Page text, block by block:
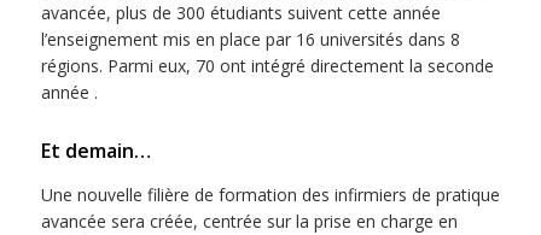
avancée, plus de 300 étudiants suivent cette année
l’enseignement mis en place par 16 universités dans 8
régions. Parmi eux, 70 ont intégré directement la seconde
année .
Et demain…
Une nouvelle filière de formation des infirmiers de pratique
avancée sera créée, centrée sur la prise en charge en